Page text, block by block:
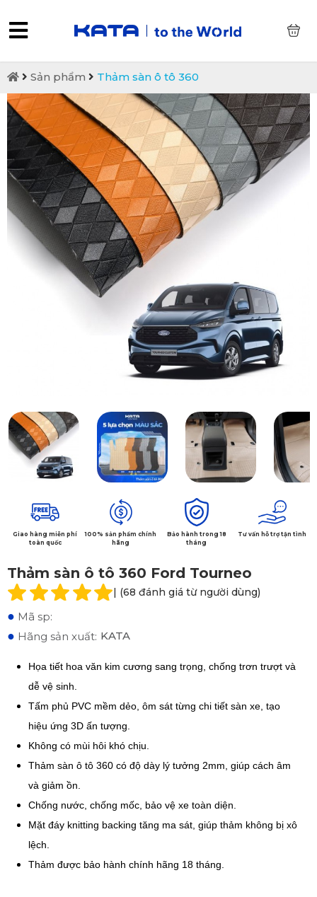
Sản phẩm Thảm sàn ô tô 360
Giao hàng miễn phí
toàn quốc
100% sản phẩm chính
hãng
Bảo hành trong 18
tháng
Tư vấn hỗ trợ tận tình
Thảm sàn ô tô 360 Ford Tourneo
| (68 đánh giá từ người dùng)
● Mã sp:
● Hãng sản xuất: KATA
Họa tiết hoa văn kim cương sang trọng, chống trơn trượt và
dễ vệ sinh.
Tấm phủ PVC mềm dẻo, ôm sát từng chi tiết sàn xe, tạo
hiệu ứng 3D ấn tượng.
Không có mùi hôi khó chịu.
Thảm sàn ô tô 360 có độ dày lý tưởng 2mm, giúp cách âm
và giảm ồn.
Chống nước, chống mốc, bảo vệ xe toàn diện.
Mặt đáy knitting backing tăng ma sát, giúp thảm không bị xô
lệch.
Thảm được bảo hành chính hãng 18 tháng.